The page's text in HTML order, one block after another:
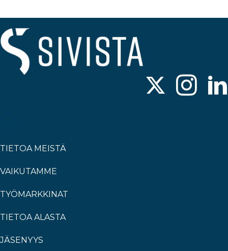
o
k
TIETOA MEISTÄ
VAIKUTAMME
TYÖMARKKINAT
TIETOA ALASTA
JÄSENYYS